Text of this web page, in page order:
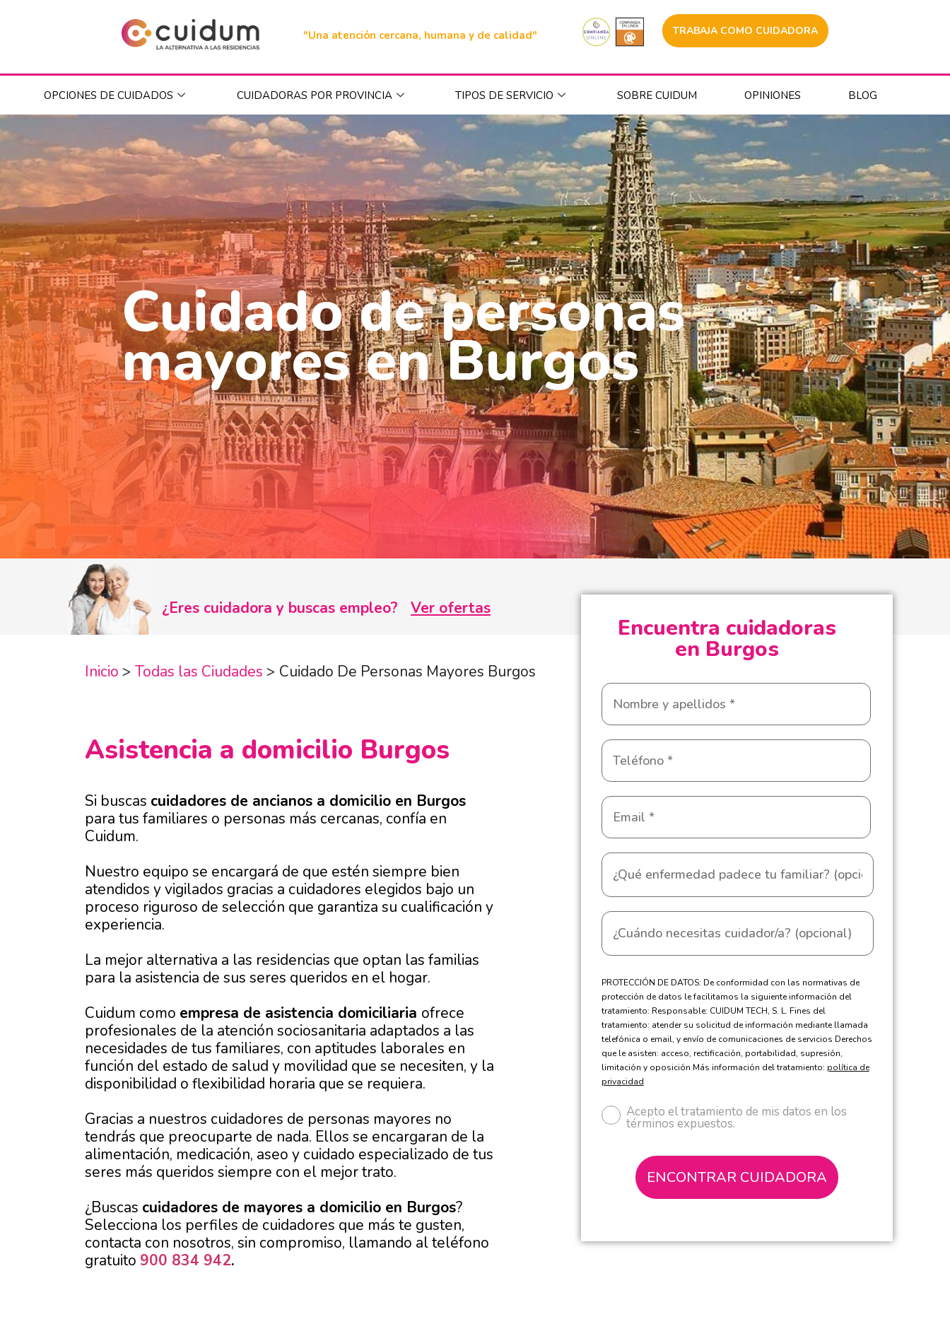
"Una atención cercana, humana y de calidad" TRABAJA COMO CUIDADORA
OPCIONES DE CUIDADOS CUIDADORAS POR PROVINCIA TIPOS DE SERVICIO SOBRE CUIDUM OPINIONES BLOG
Cuidado de personas
mayores en Burgos
¿Eres cuidadora y buscas empleo?Ver ofertas
Inicio > Todas las Ciudades > Cuidado De Personas Mayores Burgos
Asistencia a domicilio Burgos
Si buscas cuidadores de ancianos a domicilio en Burgos
para tus familiares o personas más cercanas, confía en
Cuidum.
Nuestro equipo se encargará de que estén siempre bien
atendidos y vigilados gracias a cuidadores elegidos bajo un
proceso riguroso de selección que garantiza su cualificación y
experiencia.
La mejor alternativa a las residencias que optan las familias
para la asistencia de sus seres queridos en el hogar.
Cuidum como empresa de asistencia domiciliaria ofrece
profesionales de la atención sociosanitaria adaptados a las
necesidades de tus familiares, con aptitudes laborales en
función del estado de salud y movilidad que se necesiten, y la
disponibilidad o flexibilidad horaria que se requiera.
Gracias a nuestros cuidadores de personas mayores no
tendrás que preocuparte de nada. Ellos se encargaran de la
alimentación, medicación, aseo y cuidado especializado de tus
seres más queridos siempre con el mejor trato.
¿Buscas cuidadores de mayores a domicilio en Burgos?
Selecciona los perfiles de cuidadores que más te gusten,
contacta con nosotros, sin compromiso, llamando al teléfono
gratuito 900 834 942.
Encuentra cuidadoras
en Burgos
PROTECCIÓN DE DATOS: De conformidad con las normativas de
protección de datos le facilitamos la siguiente información del
tratamiento: Responsable: CUIDUM TECH, S. L. Fines del
tratamiento: atender su solicitud de información mediante llamada
telefónica o email, y envío de comunicaciones de servicios Derechos
que le asisten: acceso, rectificación, portabilidad, supresión,
limitación y oposición Más información del tratamiento: política de
privacidad
Acepto el tratamiento de mis datos en los
términos expuestos.